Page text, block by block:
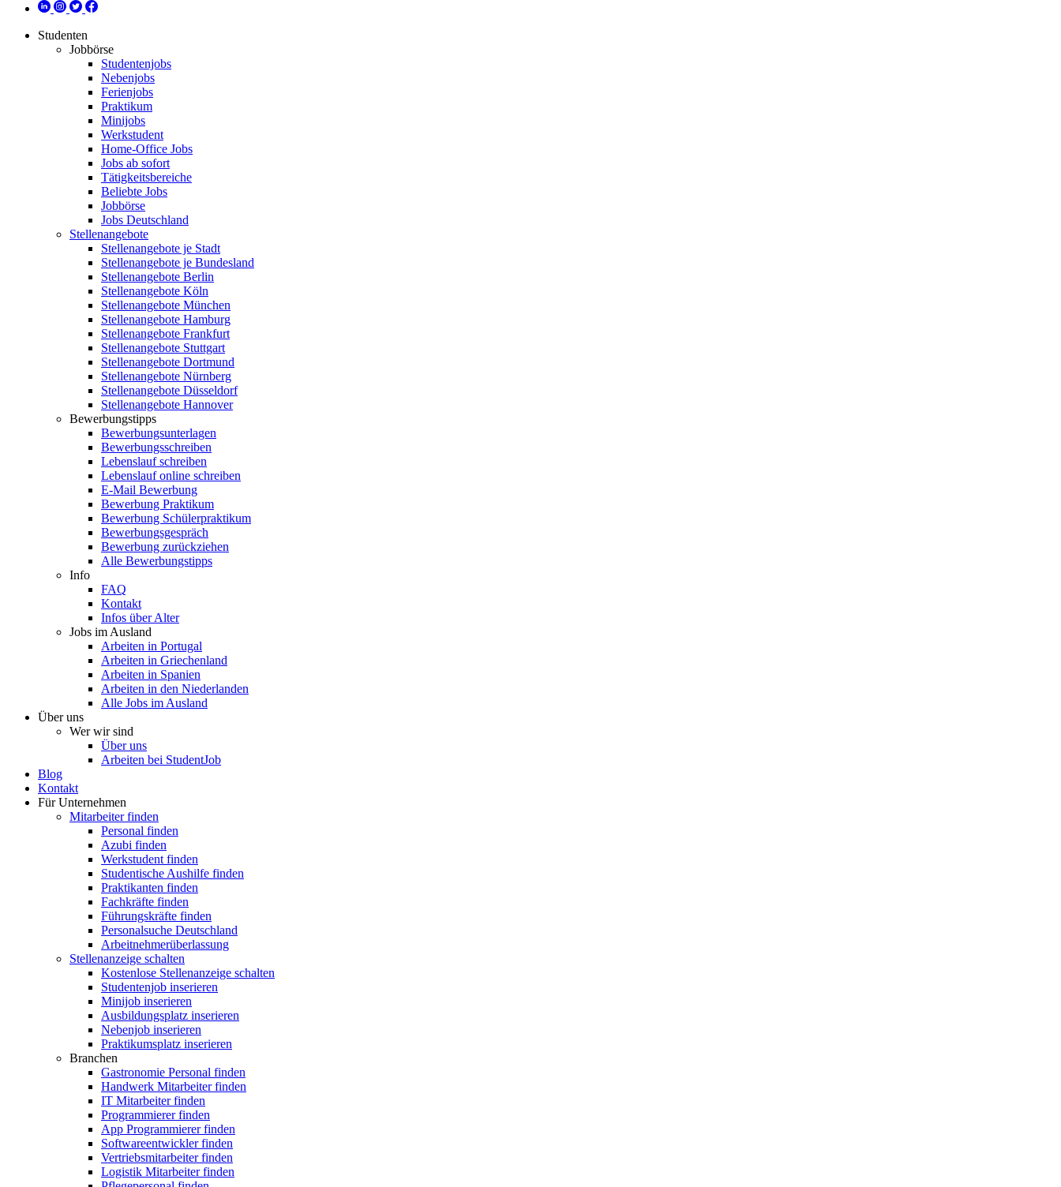
Studenten
Jobbörse
Studentenjobs
Nebenjobs
Ferienjobs
Praktikum
Minijobs
Werkstudent
Home-Office Jobs
Jobs ab sofort
Tätigkeitsbereiche
Beliebte Jobs
Jobbörse
Jobs Deutschland
Stellenangebote
Stellenangebote je Stadt
Stellenangebote je Bundesland
Stellenangebote Berlin
Stellenangebote Köln
Stellenangebote München
Stellenangebote Hamburg
Stellenangebote Frankfurt
Stellenangebote Stuttgart
Stellenangebote Dortmund
Stellenangebote Nürnberg
Stellenangebote Düsseldorf
Stellenangebote Hannover
Bewerbungstipps
Bewerbungsunterlagen
Bewerbungsschreiben
Lebenslauf schreiben
Lebenslauf online schreiben
E-Mail Bewerbung
Bewerbung Praktikum
Bewerbung Schülerpraktikum
Bewerbungsgespräch
Bewerbung zurückziehen
Alle Bewerbungstipps
Info
FAQ
Kontakt
Infos über Alter
Jobs im Ausland
Arbeiten in Portugal
Arbeiten in Griechenland
Arbeiten in Spanien
Arbeiten in den Niederlanden
Alle Jobs im Ausland
Über uns
Wer wir sind
Über uns
Arbeiten bei StudentJob
Blog
Kontakt
Für Unternehmen
Mitarbeiter finden
Personal finden
Azubi finden
Werkstudent finden
Studentische Aushilfe finden
Praktikanten finden
Fachkräfte finden
Führungskräfte finden
Personalsuche Deutschland
Arbeitnehmerüberlassung
Stellenanzeige schalten
Kostenlose Stellenanzeige schalten
Studentenjob inserieren
Minijob inserieren
Ausbildungsplatz inserieren
Nebenjob inserieren
Praktikumsplatz inserieren
Branchen
Gastronomie Personal finden
Handwerk Mitarbeiter finden
IT Mitarbeiter finden
Programmierer finden
App Programmierer finden
Softwareentwickler finden
Vertriebsmitarbeiter finden
Logistik Mitarbeiter finden